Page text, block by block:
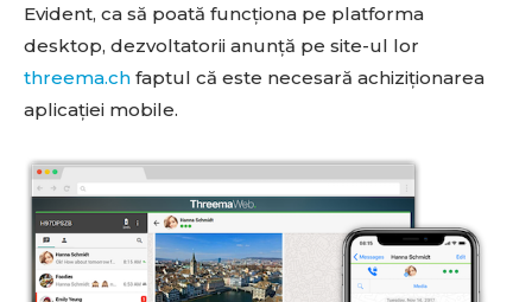
Evident, ca să poată funcționa pe platforma
desktop, dezvoltatorii anunță pe site-ul lor
threema.ch faptul că este necesară achiziționarea
aplicației mobile.